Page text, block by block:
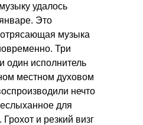
удалось
Это
музыка
Три
один исполнитель
местном духовом
нечто
для
Грохот и резкий визг